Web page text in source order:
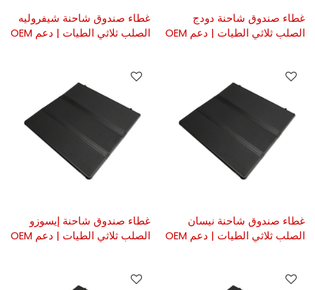
غطاء صندوق شاحنة دودج
الصلب ثلاثي الطيات | دعم OEM
غطاء صندوق شاحنة شيفروليه
الصلب ثلاثي الطيات | دعم OEM
غطاء صندوق شاحنة نيسان
الصلب ثلاثي الطيات | دعم OEM
غطاء صندوق شاحنة إيسوزو
الصلب ثلاثي الطيات | دعم OEM